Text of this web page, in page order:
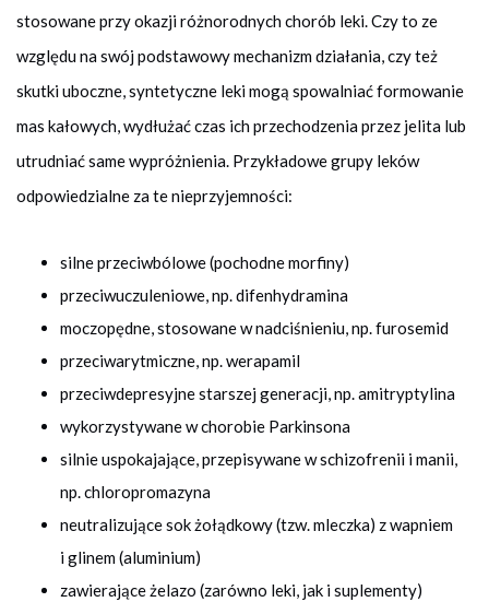
stosowane przy okazji różnorodnych chorób leki. Czy to ze
względu na swój podstawowy mechanizm działania, czy też
skutki uboczne, syntetyczne leki mogą spowalniać formowanie
mas kałowych, wydłużać czas ich przechodzenia przez jelita lub
utrudniać same wypróżnienia. Przykładowe grupy leków
odpowiedzialne za te nieprzyjemności:
silne przeciwbólowe (pochodne morfiny)
przeciwuczuleniowe, np. difenhydramina
moczopędne, stosowane w nadciśnieniu, np. furosemid
przeciwarytmiczne, np. werapamil
przeciwdepresyjne starszej generacji, np. amitryptylina
wykorzystywane w chorobie Parkinsona
silnie uspokajające, przepisywane w schizofrenii i manii,
np. chloropromazyna
neutralizujące sok żołądkowy (tzw. mleczka) z wapniem
i glinem (aluminium)
zawierające żelazo (zarówno leki, jak i suplementy)